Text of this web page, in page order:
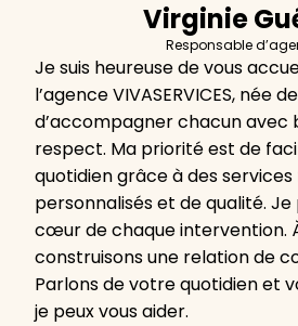
Virginie
Responsable
Je suis heureuse de vous
l’agence VIVASERVICES, née
d’accompagner chacun avec
respect. Ma priorité est de
quotidien grâce à des services
personnalisés et de qualité. Je
cœur de chaque intervention.
construisons une relation de
Parlons de votre quotidien et
je peux vous aider.